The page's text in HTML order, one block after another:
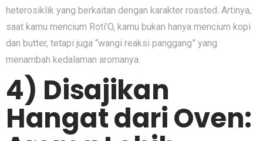
heterosiklik yang berkaitan dengan karakter roasted. Artinya,
saat kamu mencium Roti’O, kamu bukan hanya mencium kopi
dan butter, tetapi juga “wangi reaksi panggang” yang
menambah kedalaman aromanya.
4) Disajikan
Hangat dari Oven: